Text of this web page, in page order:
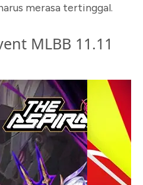
merasa tertinggal.
MLBB 11.11